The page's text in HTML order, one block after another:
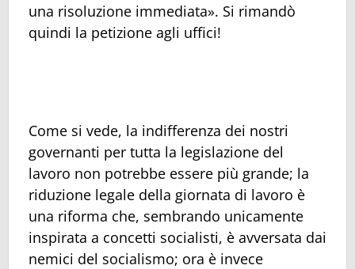
una risoluzione immediata». Si rimandò
quindi la petizione agli uffici!
Come si vede, la indifferenza dei nostri
governanti per tutta la legislazione del
lavoro non potrebbe essere più grande; la
riduzione legale della giornata di lavoro è
una riforma che, sembrando unicamente
inspirata a concetti socialisti, è avversata dai
nemici del socialismo; ora è invece